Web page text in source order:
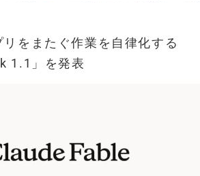
をまたぐ作業を自律化する
1.1」を発表